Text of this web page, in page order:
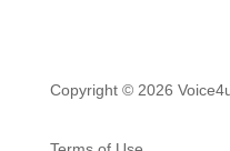
Copyright © 2026